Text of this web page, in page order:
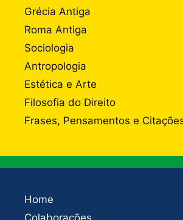
Grécia Antiga
Roma Antiga
Sociologia
Antropologia
Estética e Arte
Filosofia do Direito
Frases, Pensamentos e
Home
Colaborações